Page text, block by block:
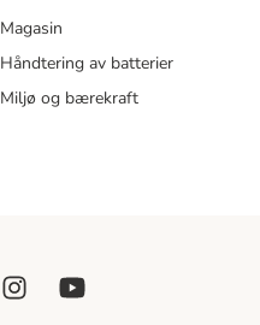
Magasin
Håndtering av batterier
Miljø og bærekraft